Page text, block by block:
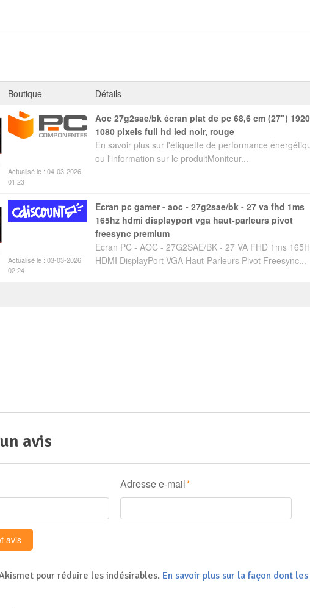
Boutique Détails
Actualisé le : 04-03-2026
01:23
aoc 27g2sae/bk écran plat de pc 68,6 cm (27") 1920 x
1080 pixels full hd led noir, rouge
En savoir plus sur l'étiquette de performance
ou l'information sur le produitMoniteur...
Actualisé le : 03-03-2026
02:24
ecran pc gamer - aoc - 27g2sae/bk - 27 va fhd 1ms
165hz hdmi displayport vga haut-parleurs pivot
freesync premium
Ecran PC - AOC - 27G2SAE/BK - 27 VA FHD 1ms
HDMI DisplayPort VGA Haut-Parleurs Pivot Freesync...
avis
Adresse e-mail *
pour réduire les indésirables. En savoir plus sur la façon dont